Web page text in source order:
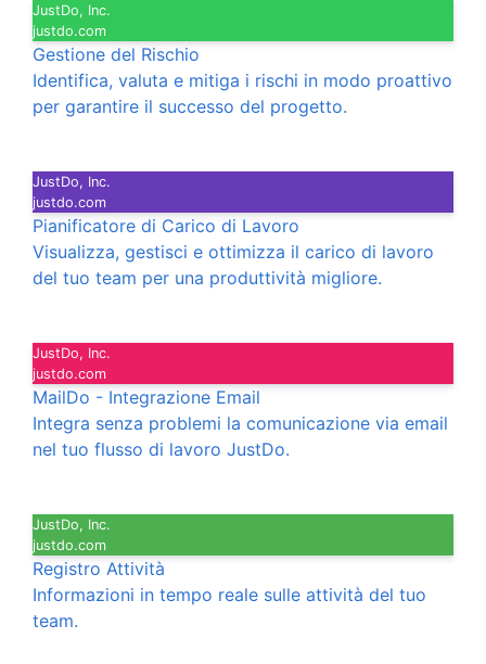
JustDo, Inc.
justdo.com
Gestione del Rischio
Identifica, valuta e mitiga i rischi in modo proattivo
per garantire il successo del progetto.
JustDo, Inc.
justdo.com
Pianificatore di Carico di Lavoro
Visualizza, gestisci e ottimizza il carico di lavoro
del tuo team per una produttività migliore.
JustDo, Inc.
justdo.com
MailDo - Integrazione Email
Integra senza problemi la comunicazione via email
nel tuo flusso di lavoro JustDo.
JustDo, Inc.
justdo.com
Registro Attività
Informazioni in tempo reale sulle attività del tuo
team.